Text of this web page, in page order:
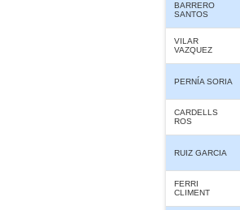
BARRERO
SANTOS
VILAR
VAZQUEZ
PERNÍA SORIA
CARDELLS
ROS
RUIZ GARCIA
FERRI
CLIMENT